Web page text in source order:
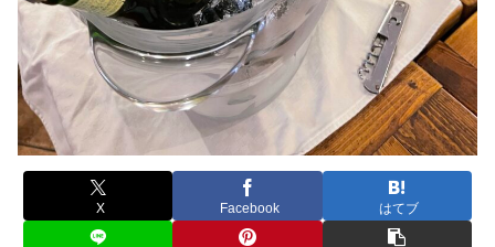
X Facebook はてブ